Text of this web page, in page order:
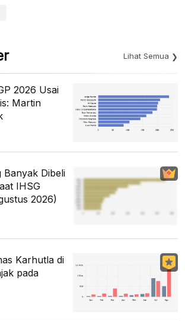
Lihat Semua
2026 Usai
Martin
Banyak Dibeli
IHSG
2026)
Karhutla di
pada